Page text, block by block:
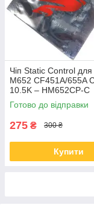
Чіп Static Control для
M652 CF451A/655A
10.5K – HM652CP-C
Готово до відправки
275 ₴ 300 ₴
Купити